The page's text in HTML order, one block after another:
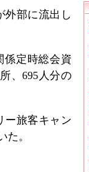
外部に流出し
係定時総会資
、695人分の
ー旅客キャン
た。